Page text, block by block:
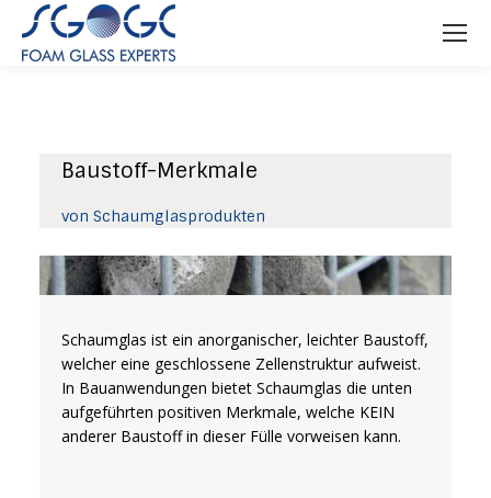
Baustoff-Merkmale
von Schaumglasprodukten
Schaumglas ist ein anorganischer, leichter Baustoff,
welcher eine geschlossene Zellenstruktur aufweist.
In Bauanwendungen bietet Schaumglas die unten
aufgeführten positiven Merkmale, welche KEIN
anderer Baustoff in dieser Fülle vorweisen kann.